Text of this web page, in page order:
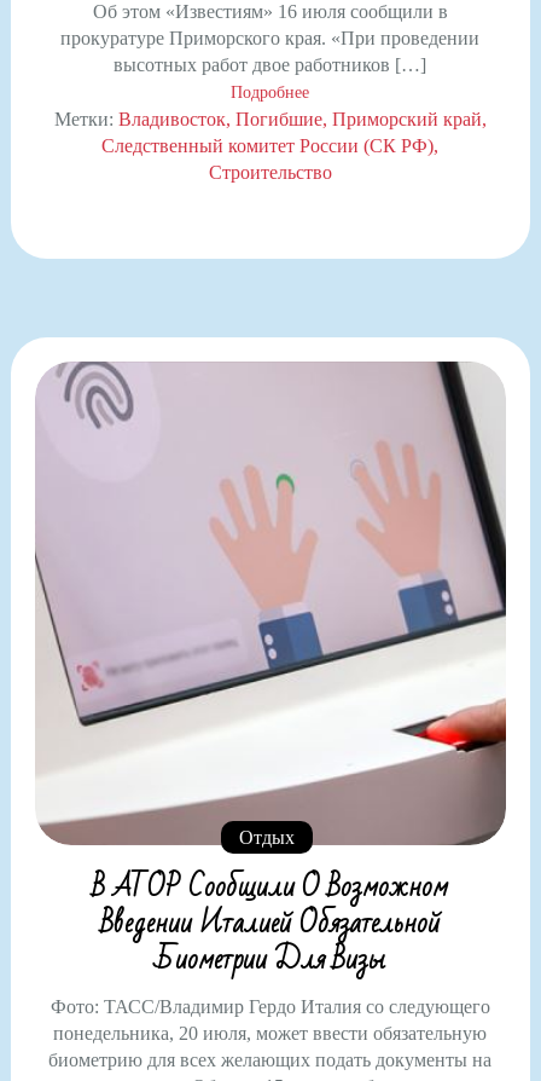
Об этом «Известиям» 16 июля сообщили в
прокуратуре Приморского края. «При проведении
высотных работ двое работников […]
Подробнее
Метки: Владивосток Погибшие Приморский край
Следственный комитет России (СК РФ)
Строительство
Отдых
В АТОР Сообщили О Возможном
Введении Италией Обязательной
Биометрии Для Визы
Фото: ТАСС/Владимир Гердо Италия со следующего
понедельника, 20 июля, может ввести обязательную
биометрию для всех желающих подать документы на